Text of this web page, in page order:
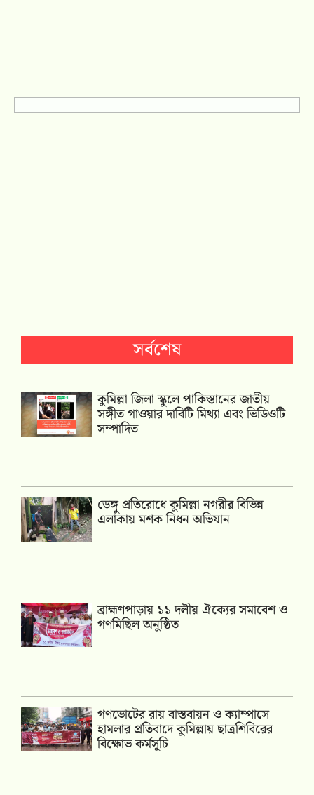
সর্বশেষ
কুমিল্লা জিলা স্কুলে পাকিস্তানের জাতীয়
সঙ্গীত গাওয়ার দাবিটি মিথ্যা এবং ভিডিওটি
সম্পাদিত
ডেঙ্গু প্রতিরোধে কুমিল্লা নগরীর বিভিন্ন
এলাকায় মশক নিধন অভিযান
‎ব্রাহ্মণপাড়ায় ১১ দলীয় ঐক্যের সমাবেশ ও
গণমিছিল অনুষ্ঠিত
গণভোটের রায় বাস্তবায়ন ও ক্যাম্পাসে
হামলার প্রতিবাদে কুমিল্লায় ছাত্রশিবিরের
বিক্ষোভ কর্মসূচি